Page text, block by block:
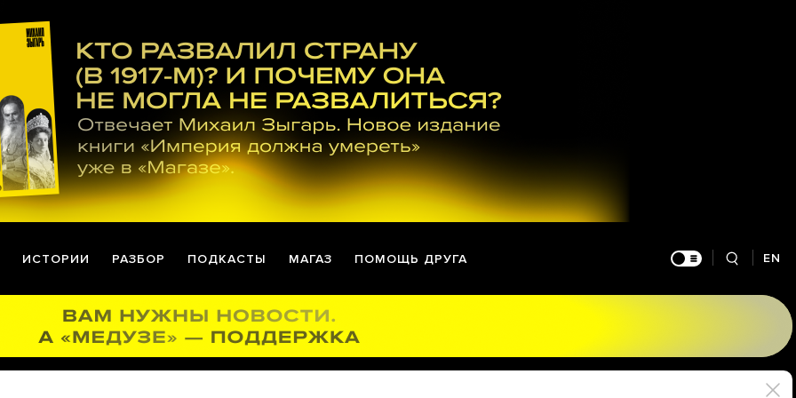
ИСТОРИИ РАЗБОР ПОДКАСТЫ МАГАЗ ПОМОЩЬ ДРУГА EN